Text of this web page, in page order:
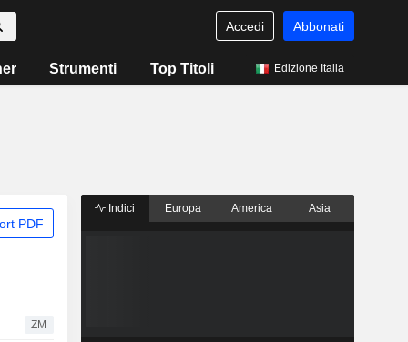
Accedi Abbonati
Strumenti Top Titoli Edizione Italia
PDF
ZM
Indici Europa America Asia